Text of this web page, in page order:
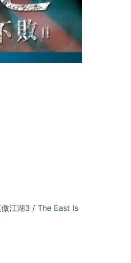
江湖3 / The East Is